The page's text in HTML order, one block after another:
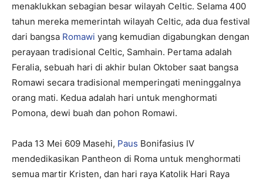
menaklukkan sebagian besar wilayah Celtic. Selama 400
tahun mereka memerintah wilayah Celtic, ada dua festival
dari bangsa Romawi yang kemudian digabungkan dengan
perayaan tradisional Celtic, Samhain. Pertama adalah
Feralia, sebuah hari di akhir bulan Oktober saat bangsa
Romawi secara tradisional memperingati meninggalnya
orang mati. Kedua adalah hari untuk menghormati
Pomona, dewi buah dan pohon Romawi.
Pada 13 Mei 609 Masehi, Paus Bonifasius IV
mendedikasikan Pantheon di Roma untuk menghormati
semua martir Kristen, dan hari raya Katolik Hari Raya